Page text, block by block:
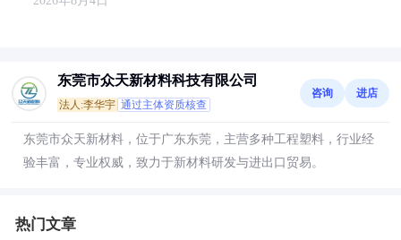
东莞市众天新材料科技有限公司
法人:李华宇 通过主体资质核查
咨询 进店
东莞市众天新材料，位于广东东莞，主营多种工程塑料，行业经
验丰富，专业权威，致力于新材料研发与进出口贸易。
热门文章